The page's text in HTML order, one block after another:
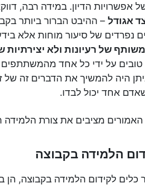
אפשרויות הדיון. במידה רבה,
אגודל – ההיבט הברור ביותר
נפרדים של סיעור מוחות אלא
של רעיונות ולא יצירתיות
טובים על ידי כל אחד
היה להמשיך את הדברים זה של
אחד יכול לבדו.
מציבים את צורת הלמידה
הלמידה בקבוצה
כלים לקידום הלמידה בקבוצה, הן